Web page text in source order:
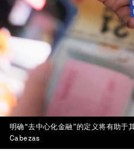
明确“去中心化金融”的定义将有助于
Cabezas